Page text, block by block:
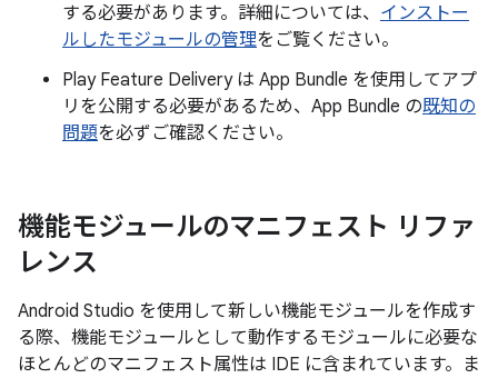
する必要があります。詳細については、 インストー
ルしたモジュールの管理をご覧ください。
Play Feature Delivery は App Bundle を使用してアプ
リを公開する必要があるため、App Bundle の既知の
問題を必ずご確認ください。
機能モジュールのマニフェスト リファ
レンス
Android Studio を使用して新しい機能モジュールを作成す
る際、機能モジュールとして動作するモジュールに必要な
ほとんどのマニフェスト属性は IDE に含まれています。ま